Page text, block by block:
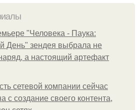
"Человека - Паука:
День" зендея выбрала не
а настоящий артефакт
сетевой компании сейчас
с создание своего контента,